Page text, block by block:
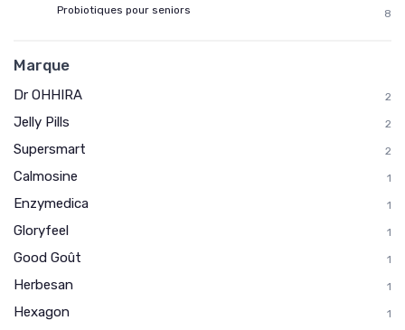
Probiotiques pour seniors
8
Marque
Dr OHHIRA 2
Jelly Pills 2
Supersmart 2
Calmosine 1
Enzymedica 1
Gloryfeel 1
Good Goût 1
Herbesan 1
Hexagon 1